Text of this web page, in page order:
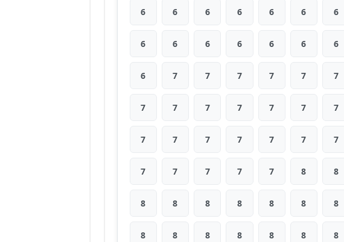
6 6 6 6 6 6 6
6 6 6 6 6 6 6
6 7 7 7 7 7 7
7 7 7 7 7 7 7
7 7 7 7 7 7 7
7 7 7 7 7 8 8
8 8 8 8 8 8 8
8 8 8 8 8 8 8